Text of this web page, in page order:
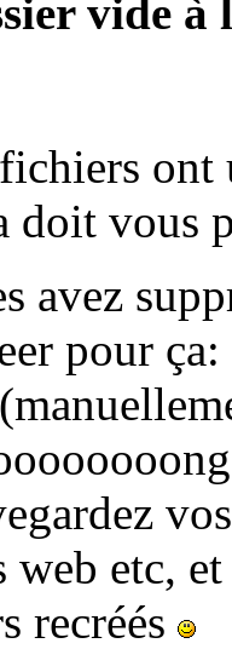
vide à
ont
doit
avez
pour ça:
web etc,
recréés